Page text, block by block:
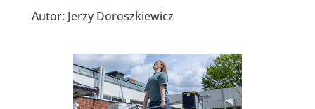
Autor: Jerzy Doroszkiewicz